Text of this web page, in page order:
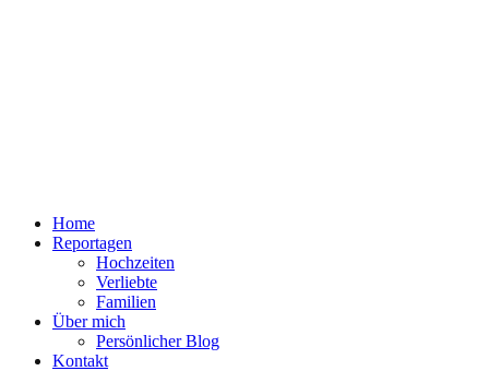
Home
Reportagen
Hochzeiten
Verliebte
Familien
Über mich
Persönlicher Blog
Kontakt